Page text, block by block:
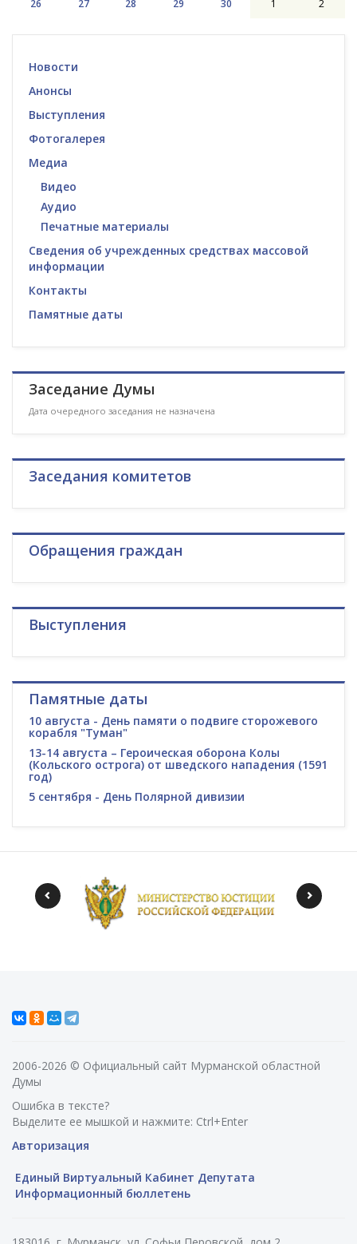
26 27 28 29 30 1 2
Новости
Анонсы
Выступления
Фотогалерея
Медиа
Видео
Аудио
Печатные материалы
Сведения об учрежденных средствах массовой
информации
Контакты
Памятные даты
Заседание Думы
Дата очередного заседания не назначена
Заседания комитетов
Обращения граждан
Выступления
Памятные даты
10 августа - День памяти о подвиге сторожевого
корабля "Туман"
13-14 августа – Героическая оборона Колы
(Кольского острога) от шведского нападения (1591
год)
5 сентября - День Полярной дивизии
2006-2026 © Официальный сайт Мурманской областной
Думы
Ошибка в тексте?
Выделите ее мышкой и нажмите: Ctrl+Enter
Авторизация
Единый Виртуальный Кабинет Депутата
Информационный бюллетень